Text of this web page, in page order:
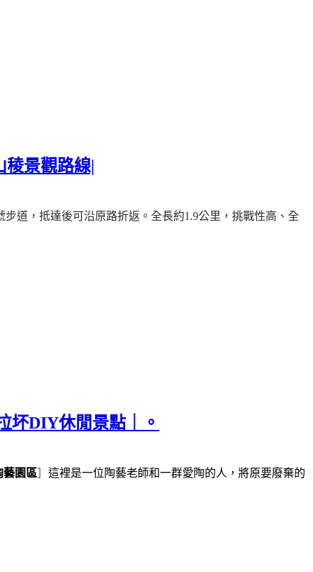
稜景觀路線|
步道，抵達後可沿原路折返。 全長約1.9公里，挑戰性高、全
坏DIY休閒景點｜。
藝園區 這裡是一位陶藝老師和一群愛陶的人，將原要廢棄的